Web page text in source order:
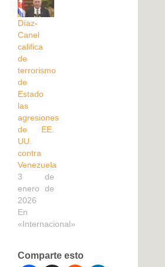
Díaz-
Canel
califica
de
terrorismo
de
Estado
las
agresiones
de EE.
UU.
contra
Venezuela
3 de
enero de
2026
En
«Internacional»
Comparte esto